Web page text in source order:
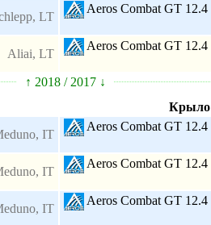
LT
Aeros Combat GT 12.4
Aliai, LT
Aeros Combat GT 12.4
↑ 2018 / 2017 ↓
Крыло
IT
Aeros Combat GT 12.4
IT
Aeros Combat GT 12.4
IT
Aeros Combat GT 12.4